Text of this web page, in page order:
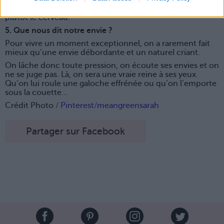
plutôt le cerveau.
5. Que nous dit notre envie ?
Pour vivre un moment exceptionnel, on a rarement fait
mieux qu’une envie débordante et un naturel criant.
On lâche donc toute pression, on écoute ses envies et on
ne se juge pas. Là, on sera une vraie reine à ses yeux.
Qu’on lui roule une galoche effrénée ou qu’on l’emporte
sous la couette…
Crédit Photo / Pinterest/meangreensarah
Partager sur Facebook